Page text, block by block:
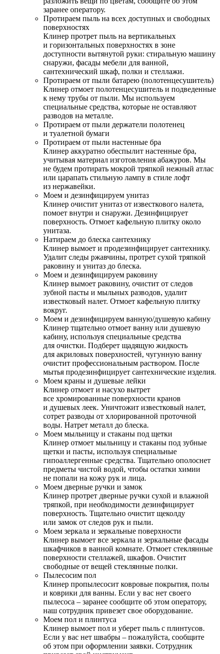
заранее оператору.
Протираем пыль на всех доступных и свободных
поверхностях
Клинер протрет пыль на вертикальных
и горизонтальных поверхностях в зоне
доступности вытянутой руки: стиральную машину
снаружи, фасады мебели для ванной,
сантехнический шкаф, полки и стеллажи.
Протираем от пыли батарею (полотенцесушитель)
Клинер отмоет полотенцесушитель и подведенные
к нему трубы от пыли. Мы используем
специальные средства, которые не оставляют
разводов на металле.
Протираем от пыли держатели полотенец
и туалетной бумаги
Протираем от пыли настенные бра
Клинер аккуратно обеспылит настенные бра,
учитывая материал изготовления абажуров. Мы
не будем протирать мокрой тряпкой нежный атлас
или царапать стильную лампу в стиле лофт
из нержавейки.
Моем и дезинфицируем унитаз
Клинер очистит унитаз от известкового налета,
помоет внутри и снаружи. Дезинфицирует
поверхность. Отмоет кафельную плитку около
унитаза.
Натираем до блеска сантехнику
Клинер вымоет и продезинфицирует сантехнику.
Удалит следы ржавчины, протрет сухой тряпкой
раковину и унитаз до блеска.
Моем и дезинфицируем раковину
Клинер вымоет раковину, очистит от следов
зубной пасты и мыльных разводов, удалит
известковый налет. Отмоет кафельную плитку
вокруг.
Моем и дезинфицируем ванную/душевую кабину
Клинер тщательно отмоет ванну или душевую
кабину, используя специальные средства
для очистки. Подберет щадящую жидкость
для акриловых поверхностей, чугунную ванну
очистит профессиональным раствором. После
мытья продезинфицирует сантехнические изделия.
Моем краны и душевые лейки
Клинер отмоет и насухо вытрет
все хромированные поверхности кранов
и душевых леек. Уничтожит известковый налет,
сотрет разводы от хлорированной проточной
воды. Натрет металл до блеска.
Моем мыльницу и стаканы под щетки
Клинер отмоет мыльницу и стаканы под зубные
щетки и пасты, используя специальные
гипоаллергенные средства. Тщательно ополоснет
предметы чистой водой, чтобы остатки химии
не попали на кожу рук и лица.
Моем дверные ручки и замок
Клинер протрет дверные ручки сухой и влажной
тряпкой, при необходимости дезинфицирует
поверхность. Тщательно очистит щеколду
или замок от следов рук и пыли.
Моем зеркала и зеркальные поверхности
Клинер вымоет все зеркала и зеркальные фасады
шкафчиков в ванной комнате. Отмоет стеклянные
поверхности стеллажей, шкафов. Очистит
свободные от вещей стеклянные полки.
Пылесосим пол
Клинер пропылесосит ковровые покрытия, полы
и коврики для ванны. Если у вас нет своего
пылесоса – заранее сообщите об этом оператору,
наш сотрудник привезет свое оборудование.
Моем пол и плинтуса
Клинер вымоет пол и уберет пыль с плинтусов.
Если у вас нет швабры – пожалуйста, сообщите
об этом при оформлении заявки. Сотрудник